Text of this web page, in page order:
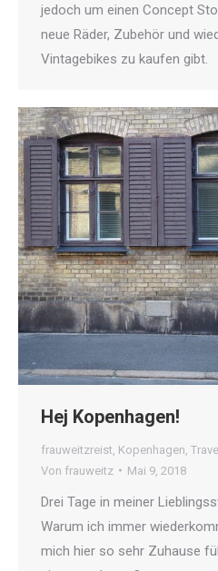
jedoch um einen Concept
neue Räder, Zubehör und
Vintagebikes zu kaufen
Hej Kopenhagen!
frauweitzreist Kopenhagen
Von frauweitz Mai 9, 2018
Drei Tage in meiner
Warum ich immer
mich hier so sehr Zuhause